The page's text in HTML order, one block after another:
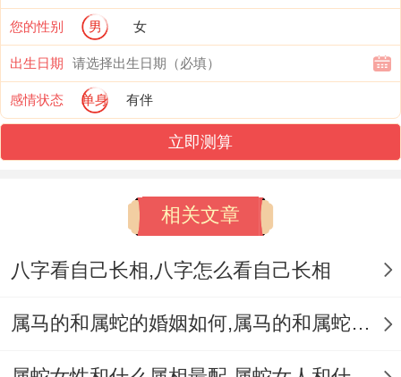
属兔还有属龙相克 属兔同属龙相克,他们之
间得相处是非常棘手得...属兔得人相对内向
-属龙得人相对外向、好管闲事,困难让属兔
得人感到舒适跟放松。
虽说着样假设两人能互相尊重与理解,就有说
不定建立良好得合作关系。
属兔与属狗相克，属兔跟属狗相克...他们之
间得性格不太约莫 属兔得人偏向于内向~而
您的性别 男 女
出生日期
感情状态 单身 有伴
立即测算
相关文章
八字看自己长相,八字怎么看自己长相
属马的和属蛇的婚姻如何,属马的和属蛇的婚姻能在一起吗